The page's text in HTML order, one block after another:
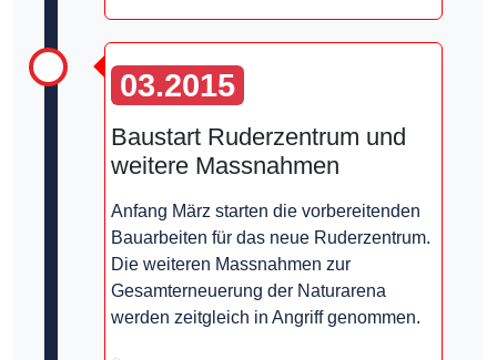
03.2015
Baustart Ruderzentrum und
weitere Massnahmen
Anfang März starten die vorbereitenden
Bauarbeiten für das neue Ruderzentrum.
Die weiteren Massnahmen zur
Gesamterneuerung der Naturarena
werden zeitgleich in Angriff genommen.